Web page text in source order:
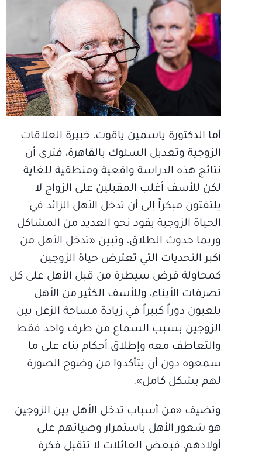
أما الدكتورة ياسمين ياقوت، خبيرة العلاقات
الزوجية وتعديل السلوك بالقاهرة، فترى أن
نتائج هذه الدراسة واقعية ومنطقية للغاية
لكن للأسف أغلب المقبلين على الزواج لا
يلتفتون مبكراً إلى أن تدخل الأهل الزائد في
الحياة الزوجية يقود نحو العديد من المشاكل
وربما حدوث الطلاق، وتبين «تدخل الأهل من
أكبر التحديات التي تعترض حياة الزوجين
كمحاولة فرض سيطرة من قبل الأهل على كل
تصرفات الأبناء، وللأسف الكثير من الأهل
يلعبون دوراً كبيراً في زيادة مساحة الزعل بين
الزوجين بسبب السماع من طرف واحد فقط
والتعاطف معه وإطلاق أحكام بناء على ما
سمعوه دون أن يتأكدوا من وضوح الصورة
لهم بشكل كامل».
وتضيف «من أسباب تدخل الأهل بين الزوجين
هو شعور الأهل باستمرار وصياتهم على
أولادهم، فبعض العائلات لا تتقبل فكرة